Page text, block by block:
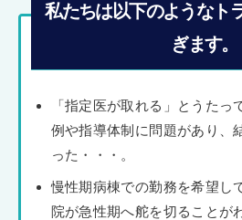
私たちは以下のようなト
ぎます。
「指定医が取れる」とうたっ
例や指導体制に問題があり、
った・・・。
慢性期病棟での勤務を希望し
院が急性期へ舵を切ることが